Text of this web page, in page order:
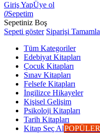
Giriş YapÜye ol
0Sepetim
Sepetiniz Boş
Sepeti göster Siparişi Tamamla
Tüm Kategoriler
Edebiyat Kitapları
Çocuk Kitapları
Sınav Kitapları
Felsefe Kitapları
İngilizce Hikayeler
Kişisel Gelişim
Psikoloji Kitapları
Tarih Kitapları
Kitap Seç AlPOPÜLER